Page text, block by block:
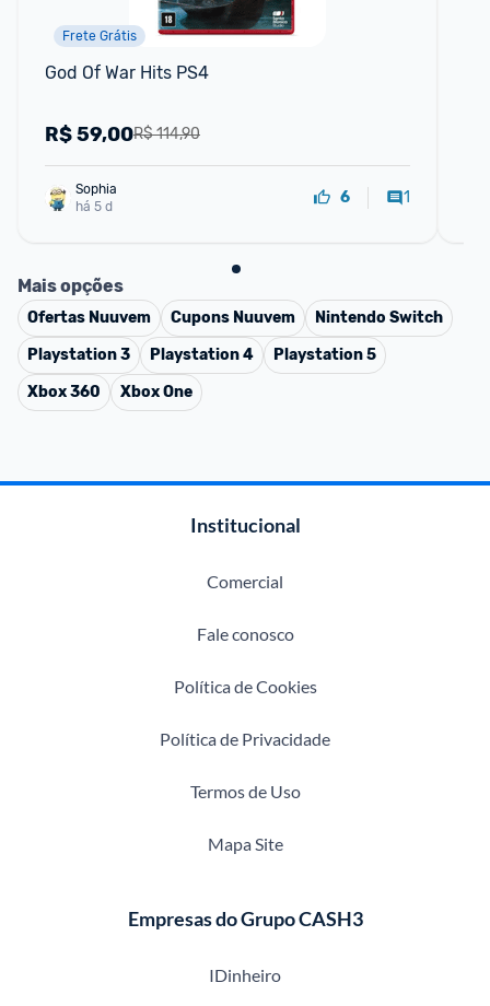
Frete Grátis
God Of War Hits PS4
R$ 114,90
R$59,00
Sophia
há 5 d
6 1
Mais opções
Ofertas Nuuvem Cupons Nuuvem
Nintendo Switch
Playstation 3
Playstation 4
Playstation 5
Xbox 360
Xbox One
Institucional
Comercial
Fale conosco
Política de Cookies
Política de Privacidade
Termos de Uso
Mapa Site
Empresas do Grupo CASH3
IDinheiro